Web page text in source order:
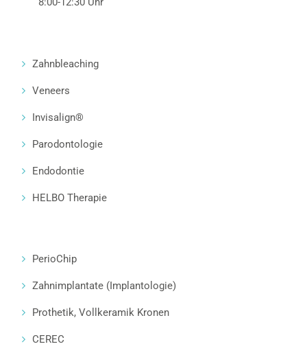
Zahnbleaching
Veneers
Invisalign®
Parodontologie
Endodontie
HELBO Therapie
PerioChip
Zahnimplantate (Implantologie)
Prothetik, Vollkeramik Kronen
CEREC